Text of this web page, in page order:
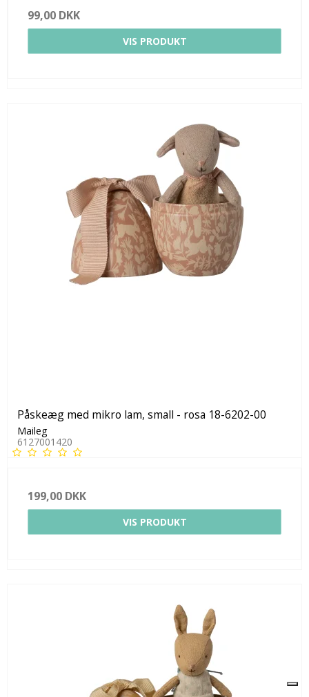
99,00 DKK
VIS PRODUKT
Påskeæg med mikro lam, small - rosa 18-6202-00
Maileg
6127001420
199,00 DKK
VIS PRODUKT